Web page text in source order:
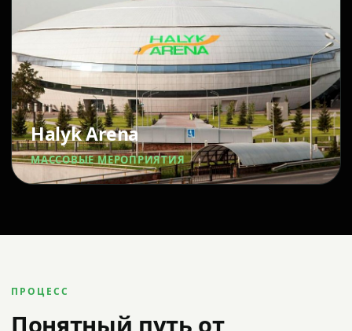
Halyk Arena
МАССОВЫЕ МЕРОПРИЯТИЯ
ПРОЦЕСС
Понятный путь от